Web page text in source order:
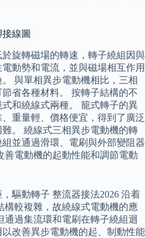
線圖
旋轉磁場的轉速，轉子繞組因與
動勢和電流，並與磁場相互作用
與單相異步電動機相比，三相
省各種材料。 按轉子結構的不
和繞線式兩種。 籠式轉子的異
重量輕、價格便宜，得到了廣泛
。 繞線式三相異步電動機的轉
並通過滑環、電刷與外部變阻器
善電動機的起動性能和調節電動
驅動轉子 整流器接法2026 沿着
構較複雜，故繞線式電動機的應
通過集流環和電刷在轉子繞組迴
改善異步電動機的起、制動性能